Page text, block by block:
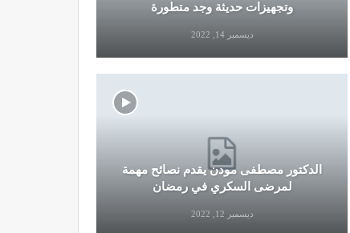
وتجهيزات حديثة وجد متطورة
ديسمبر 14, 2022
الدكتور مصطفى مودن يقدم نصائح مهمة
لمرضى السكري في رمضان
ديسمبر 12, 2022